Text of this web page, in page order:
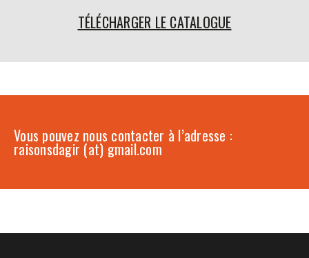
TÉLÉCHARGER LE CATALOGUE
Vous pouvez nous contacter à l’adresse :
raisonsdagir (at) gmail.com